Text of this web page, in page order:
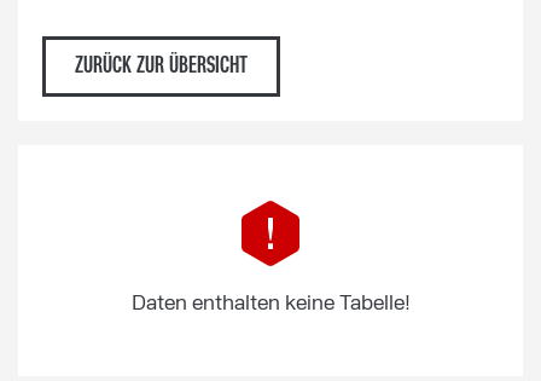
ZURÜCK ZUR ÜBERSICHT
Daten enthalten keine Tabelle!